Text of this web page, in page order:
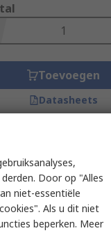
Toevoegen
Datasheets
(excl. BTW) €
Door op "Alles
niet-essentiële
Als u dit niet
beperken. Meer